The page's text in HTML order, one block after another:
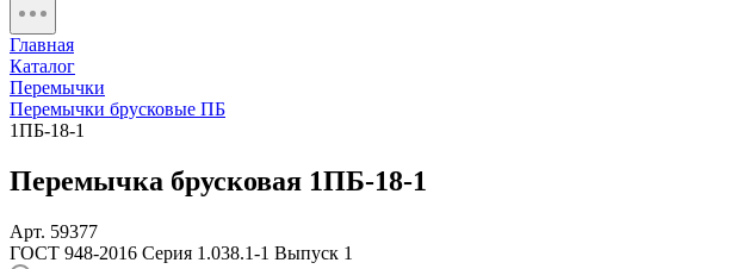
Главная
Каталог
Перемычки
Перемычки брусковые ПБ
1ПБ-18-1
Перемычка брусковая 1ПБ-18-1
Арт. 59377
ГОСТ 948-2016 Серия 1.038.1-1 Выпуск 1